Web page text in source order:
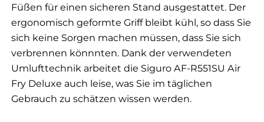
Füßen für einen sicheren Stand ausgestattet. Der
ergonomisch geformte Griff bleibt kühl, so dass Sie
sich keine Sorgen machen müssen, dass Sie sich
verbrennen könnnten. Dank der verwendeten
Umlufttechnik arbeitet die Siguro AF-R551SU Air
Fry Deluxe auch leise, was Sie im täglichen
Gebrauch zu schätzen wissen werden.